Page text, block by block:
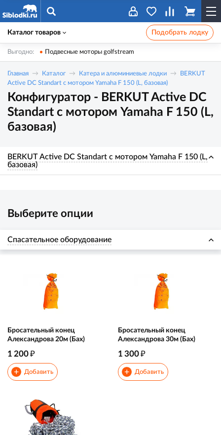
Каталог товаров Подобрать лодку
Выгодно: Подвесные моторы golfstream
Главная Каталог Катера и алюминиевые лодки
BERKUT
Active DC Standart с мотором Yamaha F 150 (L, базовая)
Конфигуратор - BERKUT Active DC
Standart с мотором Yamaha F 150 (L,
базовая)
BERKUT Active DC Standart с мотором Yamaha F 150 (L,
базовая)
Выберите опции
Спасательное оборудование
Бросательный конец
Александрова 20м (Бах)
1 200₽
+ Добавить
Бросательный конец
Александрова 30м (Бах)
1 300₽
+ Добавить